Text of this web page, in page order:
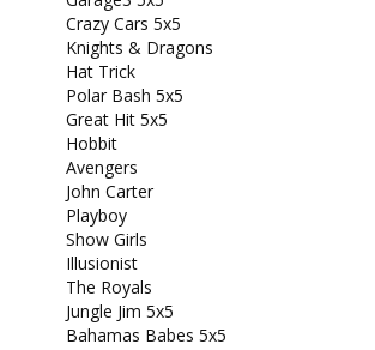
Crazy Cars 5x5
Knights & Dragons
Hat Trick
Polar Bash 5x5
Great Hit 5x5
Hobbit
Avengers
John Carter
Playboy
Show Girls
Illusionist
The Royals
Jungle Jim 5x5
Bahamas Babes 5x5